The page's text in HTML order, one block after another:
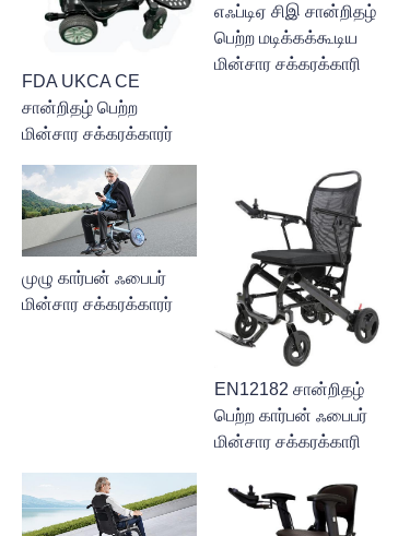
FDA UKCA CE
சான்றிதழ் பெற்ற
மின்சார சக்கரக்காரர்
எஃப்டிஏ சிஇ சான்றிதழ்
பெற்ற மடிக்கக்கூடிய
மின்சார சக்கரக்காரி
முழு கார்பன் ஃபைபர்
மின்சார சக்கரக்காரர்
EN12182 சான்றிதழ்
பெற்ற கார்பன் ஃபைபர்
மின்சார சக்கரக்காரி